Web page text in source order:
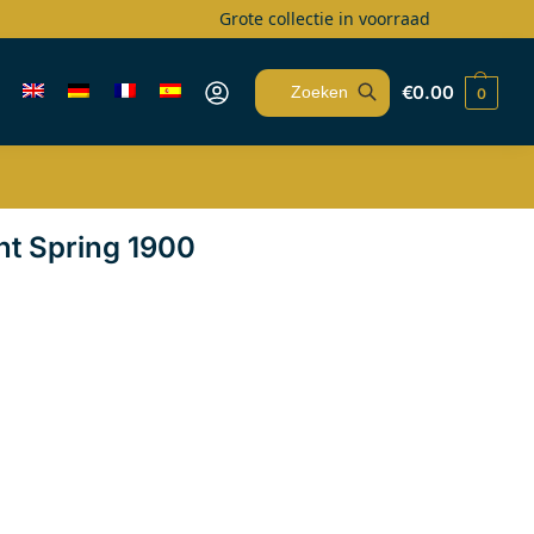
Grote collectie in voorraad
€0.00 0
Spring 1900